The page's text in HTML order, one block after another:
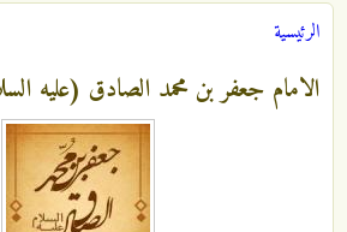
الإشعاع
الإسلامي
أنت هنا
الرئيسية
الامام جعفر بن محمد الصادق (عليه